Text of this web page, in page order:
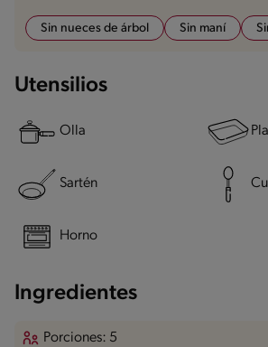
Sin nueces de árbol Sin maní
Utensilios
Olla
Sartén
Horno
Ingredientes
Porciones: 5